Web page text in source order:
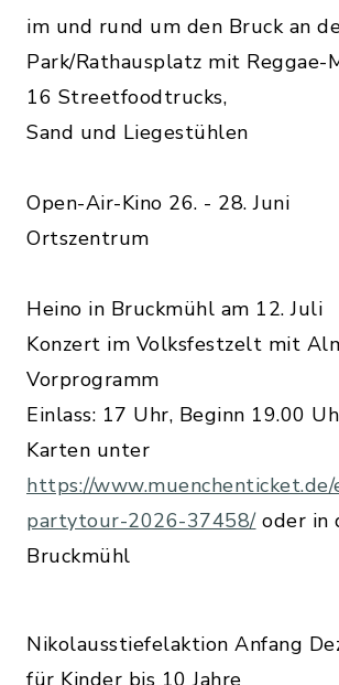
im und rund um den Bruck an
Park/Rathausplatz mit Reggae-
16 Streetfoodtrucks,
Sand und Liegestühlen
Open-Air-Kino 26. - 28. Juni
Ortszentrum
Heino in Bruckmühl am 12. Juli
Konzert im Volksfestzelt mit
Vorprogramm
Einlass: 17 Uhr, Beginn 19.00
Karten unter
https://
partytour-2026-37458/oder in
Bruckmühl
Nikolausstiefelaktion Anfang
für Kinder bis 10 Jahre